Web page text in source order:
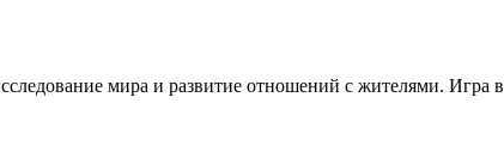
мира и развитие отношений с жителями. Игра в